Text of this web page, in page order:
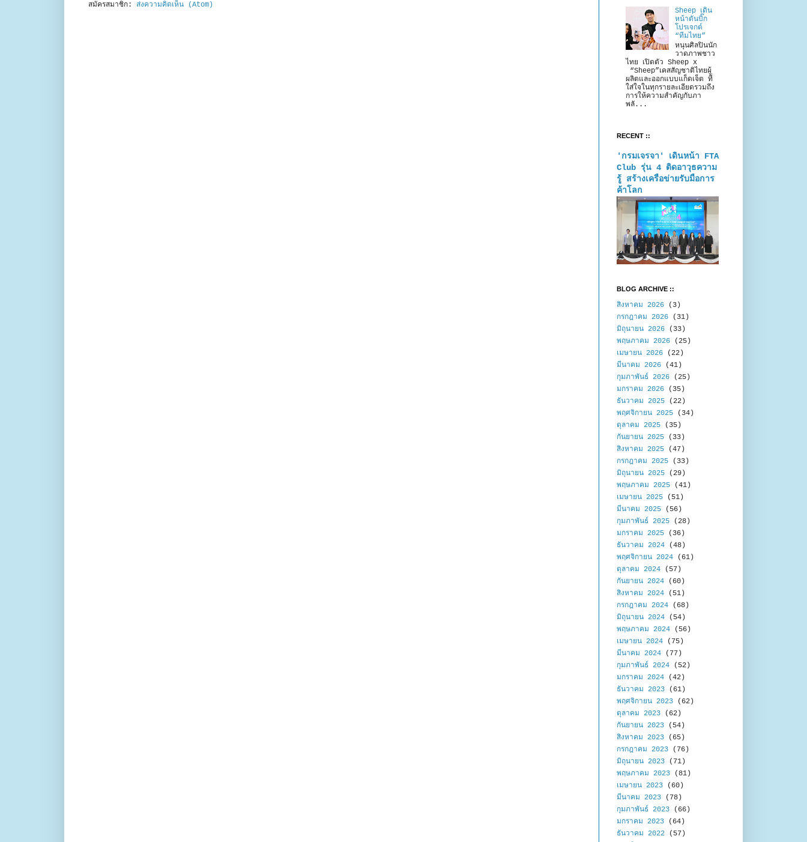
สมัครสมาชิก: ส่งความคิดเห็น (Atom)
Sheep เดิน
หน้าดันบิ๊ก
โปรเจกต์
“ทีมไทย”
หนุนศิลปินนัก
วาดภาพชาว
ไทย เปิดตัว Sheep x
“Sheep”เคสสัญชาติไทยผู้
ผลิตและออกแบบแก็ดเจ็ต ที่
ใส่ใจในทุกรายละเอียดรวมถึง
การให้ความสำคัญกับภา
พลั...
RECENT ::
'กรมเจรจา' เดินหน้า FTA
Club รุ่น 4 ติดอาวุธความ
รู้ สร้างเครือข่ายรับมือการ
ค้าโลก
BLOG ARCHIVE ::
สิงหาคม 2026 (3)
กรกฎาคม 2026 (31)
มิถุนายน 2026 (33)
พฤษภาคม 2026 (25)
เมษายน 2026 (22)
มีนาคม 2026 (41)
กุมภาพันธ์ 2026 (25)
มกราคม 2026 (35)
ธันวาคม 2025 (22)
พฤศจิกายน 2025 (34)
ตุลาคม 2025 (35)
กันยายน 2025 (33)
สิงหาคม 2025 (47)
กรกฎาคม 2025 (33)
มิถุนายน 2025 (29)
พฤษภาคม 2025 (41)
เมษายน 2025 (51)
มีนาคม 2025 (56)
กุมภาพันธ์ 2025 (28)
มกราคม 2025 (36)
ธันวาคม 2024 (48)
พฤศจิกายน 2024 (61)
ตุลาคม 2024 (57)
กันยายน 2024 (60)
สิงหาคม 2024 (51)
กรกฎาคม 2024 (68)
มิถุนายน 2024 (54)
พฤษภาคม 2024 (56)
เมษายน 2024 (75)
มีนาคม 2024 (77)
กุมภาพันธ์ 2024 (52)
มกราคม 2024 (42)
ธันวาคม 2023 (61)
พฤศจิกายน 2023 (62)
ตุลาคม 2023 (62)
กันยายน 2023 (54)
สิงหาคม 2023 (65)
กรกฎาคม 2023 (76)
มิถุนายน 2023 (71)
พฤษภาคม 2023 (81)
เมษายน 2023 (60)
มีนาคม 2023 (78)
กุมภาพันธ์ 2023 (66)
มกราคม 2023 (64)
ธันวาคม 2022 (57)